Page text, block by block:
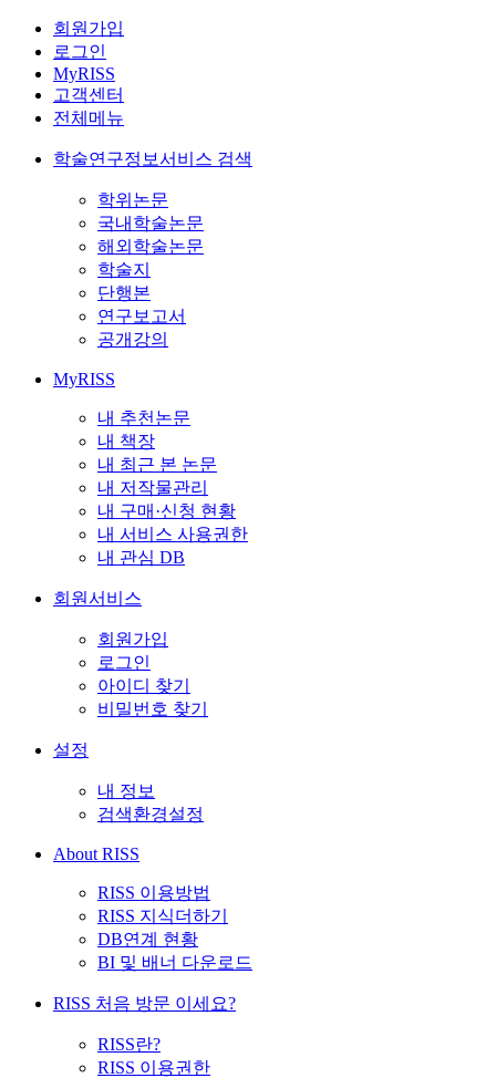
회원가입
로그인
MyRISS
고객센터
전체메뉴
학술연구정보서비스 검색
학위논문
국내학술논문
해외학술논문
학술지
단행본
연구보고서
공개강의
MyRISS
내 추천논문
내 책장
내 최근 본 논문
내 저작물관리
내 구매·신청 현황
내 서비스 사용권한
내 관심 DB
회원서비스
회원가입
로그인
아이디 찾기
비밀번호 찾기
설정
내 정보
검색환경설정
About RISS
RISS 이용방법
RISS 지식더하기
DB연계 현황
BI 및 배너 다운로드
RISS 처음 방문 이세요?
RISS란?
RISS 이용권한